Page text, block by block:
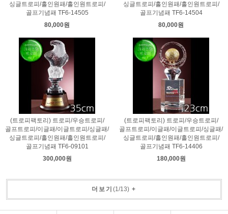
싱글트로피/홀인원패/홀인원트로피/
골프기념패 TF6-14505
80,000원
싱글트로피/홀인원패/홀인원트로피/
골프기념패 TF6-14504
80,000원
(트로피팩토리) 트로피/우승트로피/
골프트로피/이글패/이글트로피/싱글패/
싱글트로피/홀인원패/홀인원트로피/
골프기념패 TF6-09101
300,000원
(트로피팩토리) 트로피/우승트로피/
골프트로피/이글패/이글트로피/싱글패/
싱글트로피/홀인원패/홀인원트로피/
골프기념패 TF6-14406
180,000원
더보기 (1/13) +